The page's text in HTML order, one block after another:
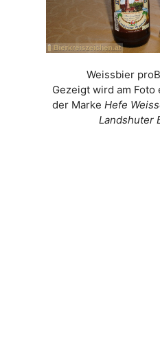
Weissbier
Gezeigt wird am
der MarkeHefe
Landshuter